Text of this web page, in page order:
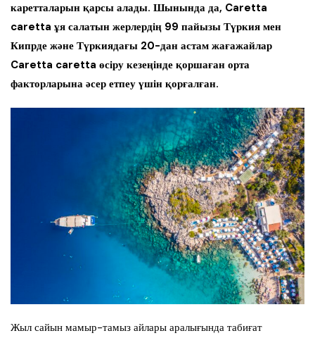
каретталарын қарсы алады. Шынында да, Caretta
caretta ұя салатын жерлердің 99 пайызы Түркия мен
Кипрде және Түркиядағы 20-дан астам жағажайлар
Caretta caretta өсіру кезеңінде қоршаған орта
факторларына әсер етпеу үшін қорғалған.
Жыл сайын мамыр-тамыз айлары аралығында табиғат